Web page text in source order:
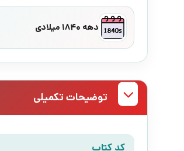
دهه 1840 میلادی
توضیحات تکمیلی
کد کتاب